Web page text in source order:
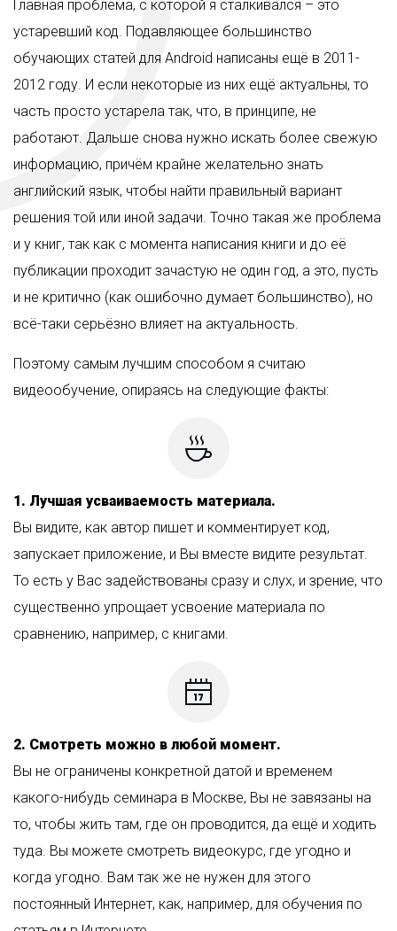
Главная проблема, с которой я сталкивался – это
устаревший код. Подавляющее большинство
обучающих статей для Android написаны ещё в 2011-
2012 году. И если некоторые из них ещё актуальны, то
часть просто устарела так, что, в принципе, не
работают. Дальше снова нужно искать более свежую
информацию, причём крайне желательно знать
английский язык, чтобы найти правильный вариант
решения той или иной задачи. Точно такая же проблема
и у книг, так как с момента написания книги и до её
публикации проходит зачастую не один год, а это, пусть
и не критично (как ошибочно думает большинство), но
всё-таки серьёзно влияет на актуальность.
Поэтому самым лучшим способом я считаю
видеообучение, опираясь на следующие факты:
1. Лучшая усваиваемость материала.
Вы видите, как автор пишет и комментирует код,
запускает приложение, и Вы вместе видите результат.
То есть у Вас задействованы сразу и слух, и зрение, что
существенно упрощает усвоение материала по
сравнению, например, с книгами.
2. Смотреть можно в любой момент.
Вы не ограничены конкретной датой и временем
какого-нибудь семинара в Москве, Вы не завязаны на
то, чтобы жить там, где он проводится, да ещё и ходить
туда. Вы можете смотреть видеокурс, где угодно и
когда угодно. Вам так же не нужен для этого
постоянный Интернет, как, например, для обучения по